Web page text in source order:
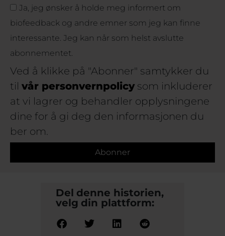
Ja, jeg ønsker å holde meg informert om
biofeedback og andre emner som jeg kan finne
interessante. Jeg kan når som helst avslutte
abonnementet.
Ved å klikke på "Abonner" samtykker du
til vår personvernpolicysom inkluderer
at vi lagrer og behandler opplysningene
dine for å gi deg den informasjonen du
ber om.
Abonner
Del denne historien,
velg din plattform: